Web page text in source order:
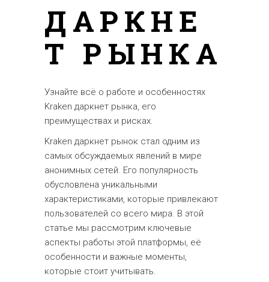
ДАРКНЕ
Т РЫНКА
Узнайте всё о работе и особенностях
Kraken даркнет рынка, его
преимуществах и рисках.
Kraken даркнет рынок стал одним из
самых обсуждаемых явлений в мире
анонимных сетей. Его популярность
обусловлена уникальными
характеристиками, которые привлекают
пользователей со всего мира. В этой
статье мы рассмотрим ключевые
аспекты работы этой платформы, её
особенности и важные моменты,
которые стоит учитывать.